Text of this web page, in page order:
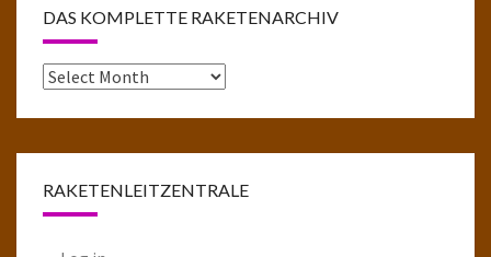
DAS KOMPLETTE RAKETENARCHIV
Das
RAKETENLEITZENTRALE